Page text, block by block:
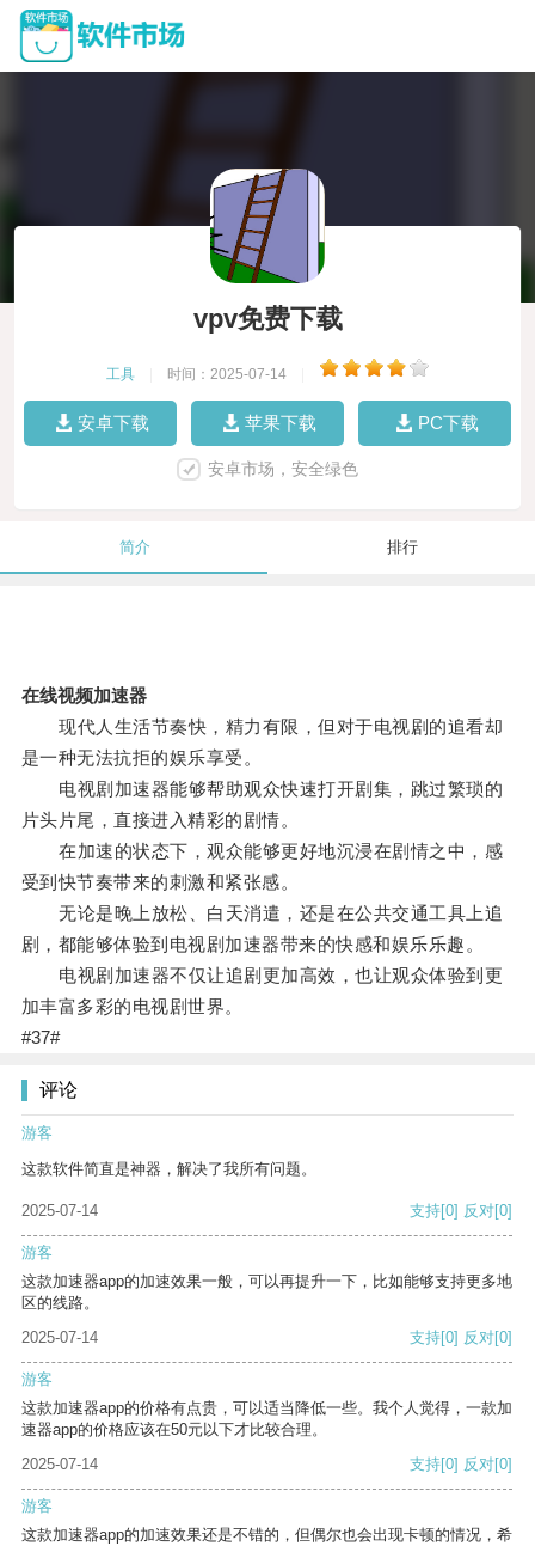
vpv免费下载
工具 时间：2025-07-14
安卓下载 苹果下载 PC下载
安卓市场，安全绿色
简介 排行
在线视频加速器
现代人生活节奏快，精力有限，但对于电视剧的追看却
是一种无法抗拒的娱乐享受。
电视剧加速器能够帮助观众快速打开剧集，跳过繁琐的
片头片尾，直接进入精彩的剧情。
在加速的状态下，观众能够更好地沉浸在剧情之中，感
受到快节奏带来的刺激和紧张感。
无论是晚上放松、白天消遣，还是在公共交通工具上追
剧，都能够体验到电视剧加速器带来的快感和娱乐乐趣。
电视剧加速器不仅让追剧更加高效，也让观众体验到更
加丰富多彩的电视剧世界。
#37#
评论
游客
这款软件简直是神器，解决了我所有问题。
2025-07-14 支持[0] 反对[0]
游客
这款加速器app的加速效果一般，可以再提升一下，比如能够支持更多地
区的线路。
2025-07-14
支持[0] 反对[0]
游客
这款加速器app的价格有点贵，可以适当降低一些。我个人觉得，一款加
速器app的价格应该在50元以下才比较合理。
2025-07-14
支持[0] 反对[0]
游客
这款加速器app的加速效果还是不错的，但偶尔也会出现卡顿的情况，希